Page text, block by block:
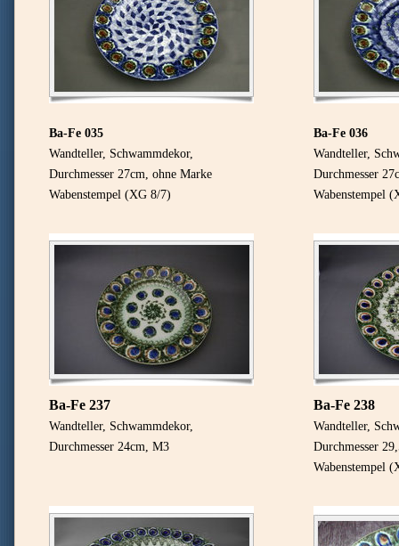
Ba-Fe 035
Wandteller, Schwammdekor,
Durchmesser 27cm, ohne Marke
Wabenstempel (XG 8/7)
Ba-Fe 036
Wandteller,
Durchmesser
Wabenstempel
Ba-Fe 237
Wandteller, Schwammdekor,
Durchmesser 24cm, M3
Ba-Fe 238
Wandteller,
Durchmesser
Wabenstempel